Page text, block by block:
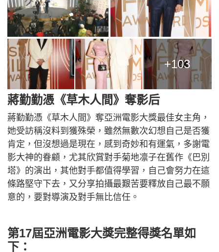
+103
蔣勤勤憑《草木人間》奪影后
蔣勤勤憑《草木人間》奪亞洲電影大獎最佳女主角，
她受訪稱沒料到獲殊榮，雖然無數次幻想自己是否獲
肯定，但沒想過是現在，感到奇妙和有運氣，多謝電
影大神的眷顧，尤其欣賞對手菊地凛子在舊作《巴別
塔》的演出，其他對手都值得學習，自己會努力在這
條路堅守下去，又分享拍攝最艱苦要釋放自己最不願
意的，要對導演及對手無比信任。
第17屆亞洲電影大獎完整得獎名單如
下：